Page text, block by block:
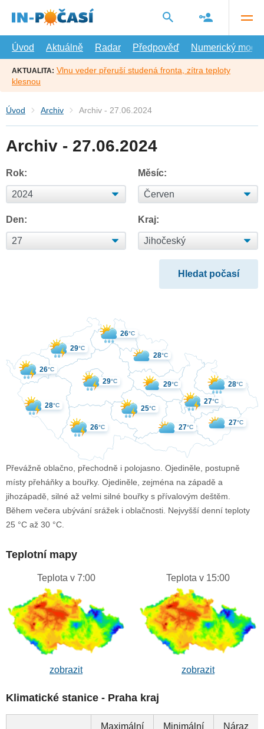
hlavní
Úvod
Aktuálně Radar Předpověď Numerický model
AKTUALITA: Vlnu veder přeruší studená fronta, zítra teploty
klesnou
Úvod Archiv Archiv - 27.06.2024
Archiv - 27.06.2024
Rok: Měsíc:
Den: Kraj:
26°C 27°C
26°C
28°C
26°C
28°C
27°C
29°C
28°C
29°C
29°C
25°C
27°C
Převážně oblačno, přechodně i polojasno. Ojediněle, postupně
místy přeháňky a bouřky. Ojediněle, zejména na západě a
jihozápadě, silné až velmi silné bouřky s přívalovým deštěm.
Během večera ubývání srážek i oblačnosti. Nejvyšší denní teploty
25 °C až 30 °C.
Teplotní mapy
Teplota v 7:00
zobrazit
Teplota v 15:00
zobrazit
Klimatické stanice - Praha kraj
Maximální
Minimální
Náraz